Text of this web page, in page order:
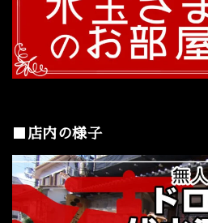
■店内の様子